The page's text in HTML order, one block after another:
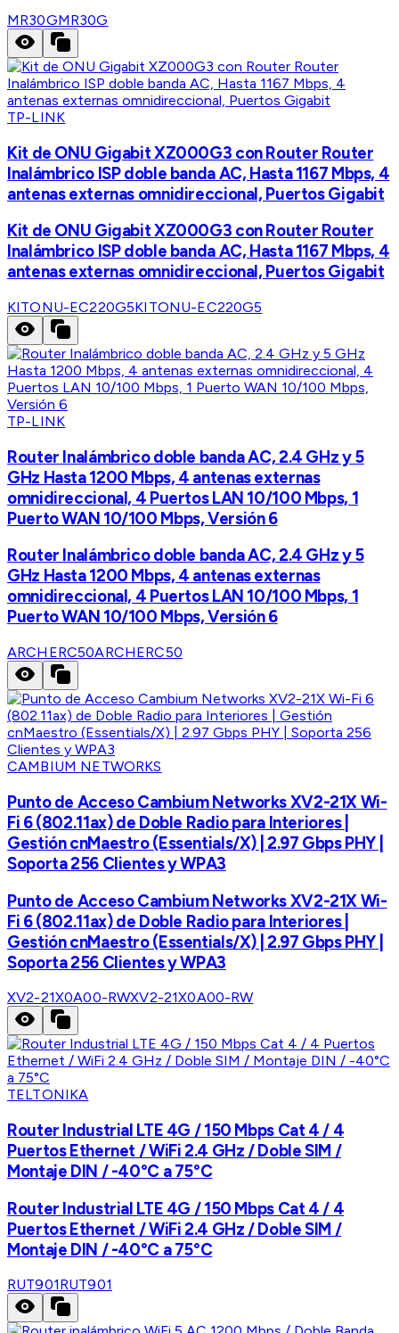
MR30GMR30G
TP-LINK
Kit de ONU Gigabit XZ000G3 con Router Router
Inalámbrico ISP doble banda AC, Hasta 1167 Mbps, 4
antenas externas omnidireccional, Puertos Gigabit
Kit de ONU Gigabit XZ000G3 con Router Router
Inalámbrico ISP doble banda AC, Hasta 1167 Mbps, 4
antenas externas omnidireccional, Puertos Gigabit
KITONU-EC220G5KITONU-EC220G5
TP-LINK
Router Inalámbrico doble banda AC, 2.4 GHz y 5
GHz Hasta 1200 Mbps, 4 antenas externas
omnidireccional, 4 Puertos LAN 10/100 Mbps, 1
Puerto WAN 10/100 Mbps, Versión 6
Router Inalámbrico doble banda AC, 2.4 GHz y 5
GHz Hasta 1200 Mbps, 4 antenas externas
omnidireccional, 4 Puertos LAN 10/100 Mbps, 1
Puerto WAN 10/100 Mbps, Versión 6
ARCHERC50ARCHERC50
CAMBIUM NETWORKS
Punto de Acceso Cambium Networks XV2-21X Wi-
Fi 6 (802.11ax) de Doble Radio para Interiores |
Gestión cnMaestro (Essentials/X) | 2.97 Gbps PHY |
Soporta 256 Clientes y WPA3
Punto de Acceso Cambium Networks XV2-21X Wi-
Fi 6 (802.11ax) de Doble Radio para Interiores |
Gestión cnMaestro (Essentials/X) | 2.97 Gbps PHY |
Soporta 256 Clientes y WPA3
XV2-21X0A00-RWXV2-21X0A00-RW
TELTONIKA
Router Industrial LTE 4G / 150 Mbps Cat 4 / 4
Puertos Ethernet / WiFi 2.4 GHz / Doble SIM /
Montaje DIN / -40°C a 75°C
Router Industrial LTE 4G / 150 Mbps Cat 4 / 4
Puertos Ethernet / WiFi 2.4 GHz / Doble SIM /
Montaje DIN / -40°C a 75°C
RUT901RUT901